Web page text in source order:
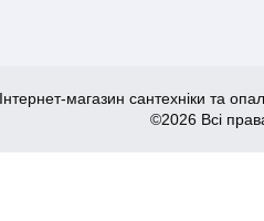
Інтернет-магазин сантехніки та
©2026 Всі